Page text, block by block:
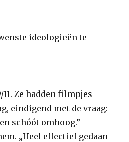
ideologieën te
Ze hadden filmpjes
eindigend met de vraag:
schóót omhoog.”
„Heel effectief gedaan